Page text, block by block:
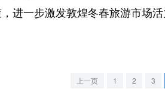
进一步激发敦煌冬春旅游市场活
上一页 1 2 3